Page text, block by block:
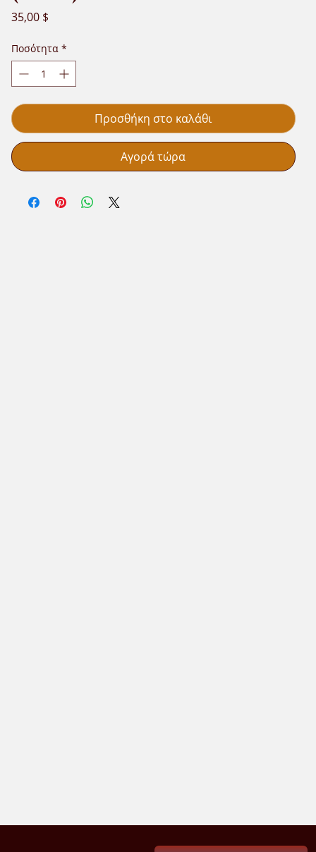
35,00 $Τιμή
Ποσότητα *
Προσθήκη στο καλάθι
Αγορά τώρα